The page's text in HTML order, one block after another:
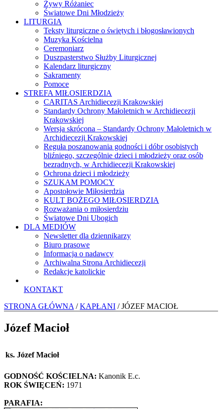
Żywy Różaniec
Światowe Dni Młodzieży
LITURGIA
Teksty liturgiczne o świętych i błogosławionych
Muzyka Kościelna
Ceremoniarz
Duszpasterstwo Służby Liturgicznej
Kalendarz liturgiczny
Sakramenty
Pomoce
STREFA MIŁOSIERDZIA
CARITAS Archidiecezji Krakowskiej
Standardy Ochrony Małoletnich w Archidiecezji
Krakowskiej
Wersja skrócona – Standardy Ochrony Małoletnich w
Archidiecezji Krakowskiej
Reguła poszanowania godności i dóbr osobistych
bliźniego, szczególnie dzieci i młodzieży oraz osób
bezradnych, w Archidiecezji Krakowskiej
Ochrona dzieci i młodzieży
SZUKAM POMOCY
Apostołowie Miłosierdzia
KULT BOŻEGO MIŁOSIERDZIA
Rozważania o miłosierdziu
Światowe Dni Ubogich
DLA MEDIÓW
Newsletter dla dziennikarzy
Biuro prasowe
Informacja o nadawcy
Archiwalna Strona Archidiecezji
Redakcje katolickie
KONTAKT
STRONA GŁÓWNA /KAPŁANI / JÓZEF MACIOŁ
Józef Macioł
ks. Józef Macioł
GODNOŚĆ KOŚCIELNA: Kanonik E.c.
ROK ŚWIĘCEŃ: 1971
PARAFIA: